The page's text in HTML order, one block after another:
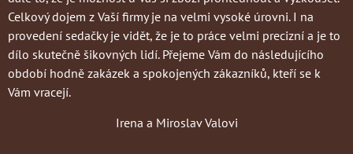
Celkový dojem z Vaší firmy je na velmi vysoké úrovni. I na
provedení sedačky je vidět, že je to práce velmi precizní a je to
dílo skutečně šikovných lidí. Přejeme Vám do následujícího
období hodně zakázek a spokojených zákazníků, kteří se k
Vám vracejí.
Irena a Miroslav Valovi